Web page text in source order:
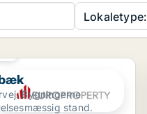
Lokaletype:
Bygningerne
stand.